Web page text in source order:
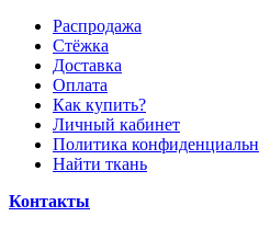
Распродажа
Стёжка
Доставка
Оплата
Как купить?
Личный кабинет
Политика
Найти ткань
Контакты